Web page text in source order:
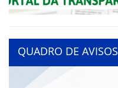
QUADRO DE AVISOS